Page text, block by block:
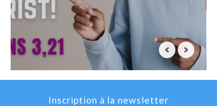
Inscription à la newsletter